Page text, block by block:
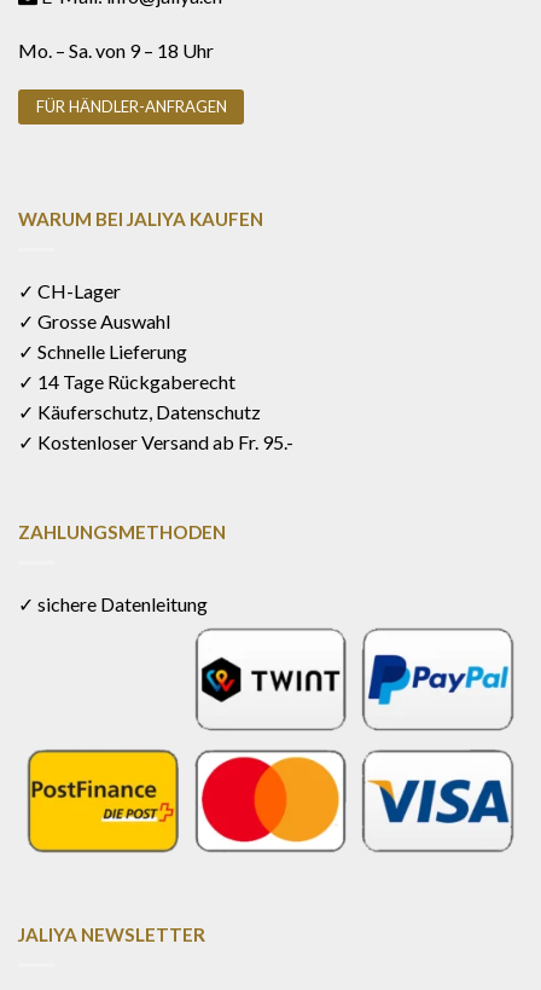
Mo. – Sa. von 9 – 18 Uhr
FÜR HÄNDLER-ANFRAGEN
WARUM BEI JALIYA KAUFEN
✓ CH-Lager
✓ Grosse Auswahl
✓ Schnelle Lieferung
✓ 14 Tage Rückgaberecht
✓ Käuferschutz, Datenschutz
✓ Kostenloser Versand ab Fr. 95.-
ZAHLUNGSMETHODEN
✓ sichere Datenleitung
JALIYA NEWSLETTER